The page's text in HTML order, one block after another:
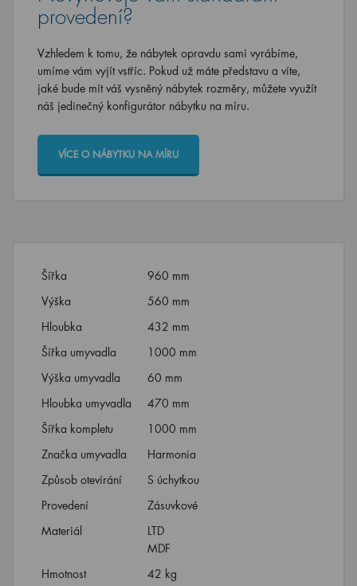
provedení?
Vzhledem k tomu, že nábytek opravdu sami vyrábíme,
umíme vám vyjít vstříc. Pokud už máte představu a víte,
jaké bude mít váš vysněný nábytek rozměry, můžete využít
náš jedinečný konfigurátor nábytku na míru.
VÍCE O NÁBYTKU NA MÍRU
Šířka
960 mm
Výška
560 mm
Hloubka
432 mm
Šířka umyvadla
1000 mm
Výška umyvadla
60 mm
Hloubka umyvadla
470 mm
Šířka kompletu
1000 mm
Značka umyvadla
Harmonia
Způsob otevírání
S úchytkou
Provedení
Zásuvkové
Materiál
LTD
MDF
Hmotnost
42 kg